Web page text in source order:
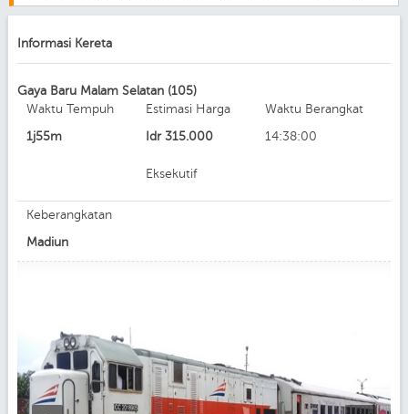
Informasi Kereta
Gaya Baru Malam Selatan (105)
Waktu Tempuh
1j55m
Estimasi Harga
Idr 315.000
Eksekutif
Waktu Berangkat
14:38:00
Keberangkatan
Madiun